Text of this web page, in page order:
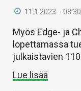
11.1.2023 - 08:30
Myös Edge- ja
lopettamassa
julkaistavien
Lue lisää